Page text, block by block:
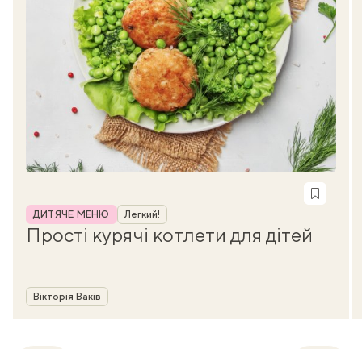
Рубрика
ДИТЯЧЕ МЕНЮ Легкий!
Прості курячі котлети для дітей
Автор
Вікторія Ваків